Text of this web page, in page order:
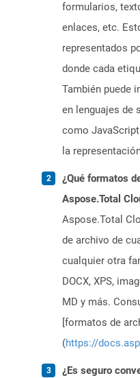
formularios,
enlaces, etc.
representados
donde cada
También puede
en lenguajes de
como
la
¿Qué formatos
Aspose.Total
Aspose.Total
de archivo de
cualquier otra
DOCX, XPS,
MD y más.
[formatos de
(https://
¿Es seguro